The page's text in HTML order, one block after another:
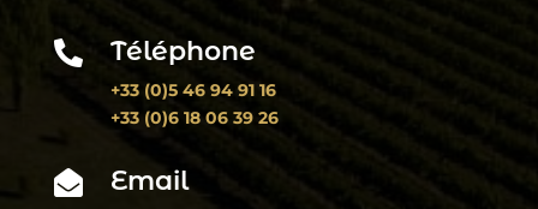
 Téléphone
+33 (0)5 46 94 91 16
+33 (0)6 18 06 39 26
 Email